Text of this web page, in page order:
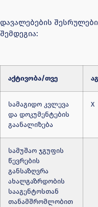
დავალებების
შემდეგია:
აქტივობა/თვე
სამაგიდო კვლევა
და დოკუმენტების
გაანალიზება
X
სამუშაო ჯგუფის
წევრების
განსაზღვრა
ახალგაზრდობის
სააგენტოსთან
თანამშრომლობით